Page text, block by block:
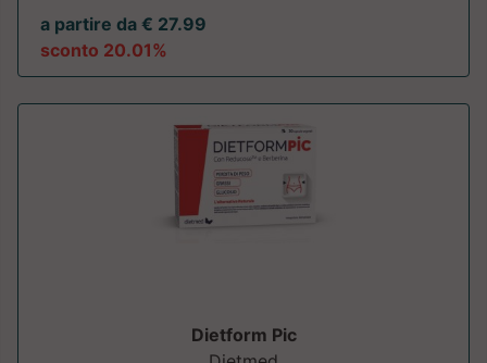
a partire da € 27.99
sconto 20.01%
Dietform Pic